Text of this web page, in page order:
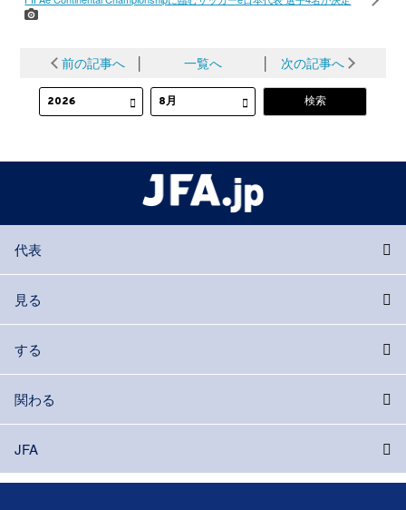
前の記事へ │ 一覧へ │ 次の記事へ
代表
見る
する
関わる
JFA